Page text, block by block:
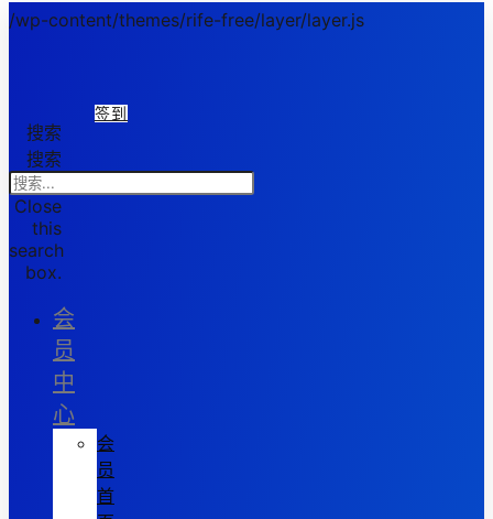
/wp-content/themes/rife-free/layer/layer.js
签到
搜索
搜索
Close
this
search
box.
会
员
中
心
会
员
首